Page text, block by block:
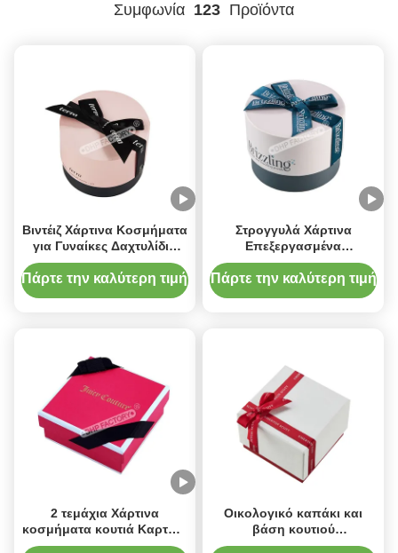
Συμφωνία 123Προϊόντα
Βιντέιζ Χάρτινα Κοσμήματα
για Γυναίκες Δαχτυλίδια
Αρραβώνων και Κολιέ
Πάρτε την καλύτερη τιμή
Στρογγυλά Χάρτινα
Επεξεργασμένα
Κοσμήματα Κουτιά Κάρτον
Κουτί Δαχτυλίδι
Πάρτε την καλύτερη τιμή
2 τεμάχια Χάρτινα
κοσμήματα κουτιά Καρτόνι
Κοσμήματα κουτιά με
Οικολογικό καπάκι και
βάση κουτιού
κοσμημάτων, πολυτελής